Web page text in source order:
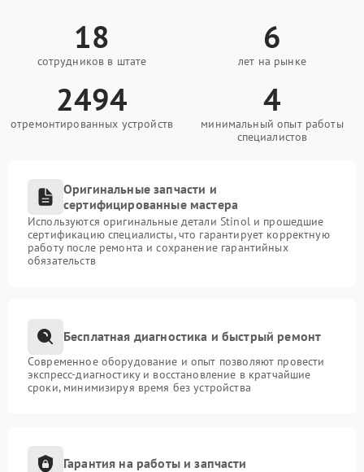
18
сотрудников в штате
6
лет на рынке
2494
отремонтированных устройств
4
минимальный опыт работы
специалистов
Оригинальные запчасти и
сертифицированные мастера
Используются оригинальные детали Stinol и прошедшие
сертификацию специалисты, что гарантирует корректную
работу после ремонта и сохранение гарантийных
обязательств
Бесплатная диагностика и быстрый ремонт
Современное оборудование и опыт позволяют провести
экспресс-диагностику и восстановление в кратчайшие
сроки, минимизируя время без устройства
Гарантия на работы и запчасти